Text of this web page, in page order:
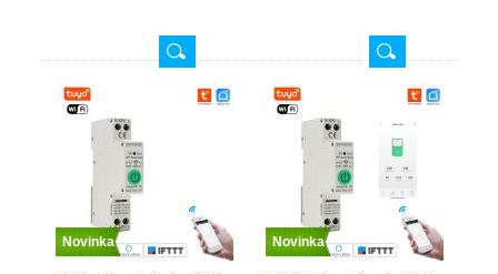
Novinka Novinka